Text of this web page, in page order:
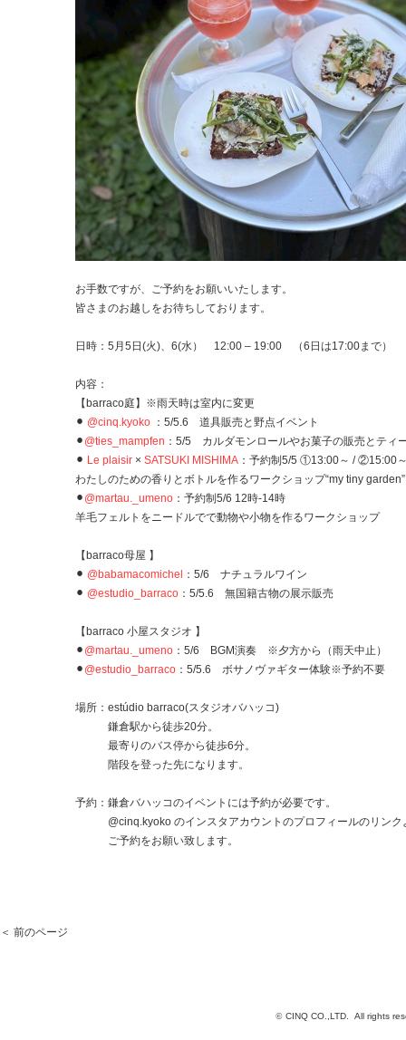
お手数ですが、ご予約をお願いいたします。
皆さまのお越しをお待ちしております。
日時：5月5日(火)、6(水） 12:00 – 19:00 （6日は17:00まで）
内容：
【barraco庭】※雨天時は室内に変更
⚫︎ @cinq.kyoko：5/5.6 道具販売と野点イベント
⚫︎ @ties_mampfen ：5/5 カルダモンロールやお菓子の販売とティ
⚫︎ Le plaisir× SATSUKI MISHIMA：予約制5/5 ①13:00～ / ②15:00
わたしのための香りとボトルを作るワークショップ“my tiny garden”
⚫︎ @martau._umeno：予約制5/6 12時-14時
羊毛フェルトをニードルでで動物や小物を作るワークショップ
【barraco母屋 】
⚫︎ @babamacomichel
：5/6 ナチュラルワイン
⚫︎ @estudio_barraco：5/5.6 無国籍古物の展示販売
【barraco 小屋スタジオ 】
⚫︎ @martau._umeno：5/6 BGM演奏 ※夕方から（雨天中止）
⚫︎ @estudio_barraco：5/5.6 ボサノヴァギター体験※予約不要
場所：estúdio barraco(スタジオバハッコ)
鎌倉駅から徒歩20分。
最寄りのバス停から徒歩6分。
階段を登った先になります。
予約：鎌倉バハッコのイベントには予約が必要です。
@cinq.kyoko のインスタアカウントのプロフィールのリンク
ご予約をお願い致します。
＜ 前のページ
© CINQ CO.,LTD. All rights